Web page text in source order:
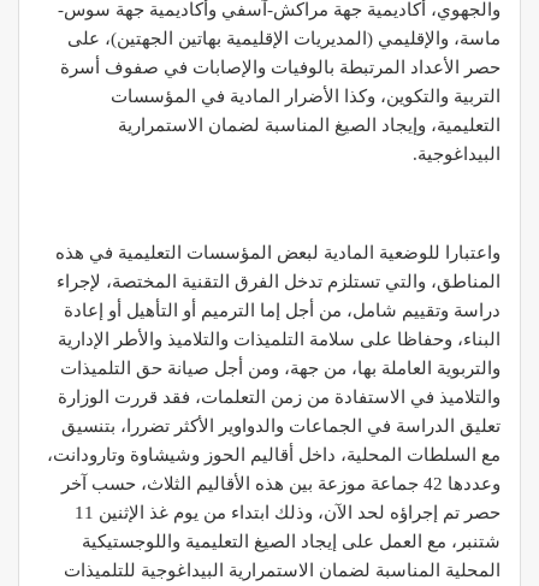
والجهوي، أكاديمية جهة مراكش-آسفي وأكاديمية جهة سوس-
ماسة، والإقليمي (المديريات الإقليمية بهاتين الجهتين)، على
حصر الأعداد المرتبطة بالوفيات والإصابات في صفوف أسرة
التربية والتكوين، وكذا الأضرار المادية في المؤسسات
التعليمية، وإيجاد الصيغ المناسبة لضمان الاستمرارية
البيداغوجية.
واعتبارا للوضعية المادية لبعض المؤسسات التعليمية في هذه
المناطق، والتي تستلزم تدخل الفرق التقنية المختصة، لإجراء
دراسة وتقييم شامل، من أجل إما الترميم أو التأهيل أو إعادة
البناء، وحفاظا على سلامة التلميذات والتلاميذ والأطر الإدارية
والتربوية العاملة بها، من جهة، ومن أجل صيانة حق التلميذات
والتلاميذ في الاستفادة من زمن التعلمات، فقد قررت الوزارة
تعليق الدراسة في الجماعات والدواوير الأكثر تضررا، بتنسيق
مع السلطات المحلية، داخل أقاليم الحوز وشيشاوة وتارودانت،
وعددها 42 جماعة موزعة بين هذه الأقاليم الثلاث، حسب آخر
حصر تم إجراؤه لحد الآن، وذلك ابتداء من يوم غذ الإثنين 11
شتنبر، مع العمل على إيجاد الصيغ التعليمية واللوجستيكية
المحلية المناسبة لضمان الاستمرارية البيداغوجية للتلميذات